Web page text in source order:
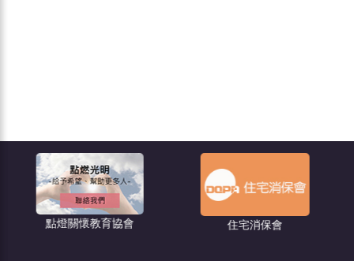
住宅消保會 都市更新－危老王